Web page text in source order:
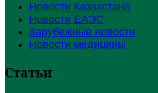
Новости Казахстана
Новости ЕАЭС
Зарубежные новости
Новости медицины
Статьи